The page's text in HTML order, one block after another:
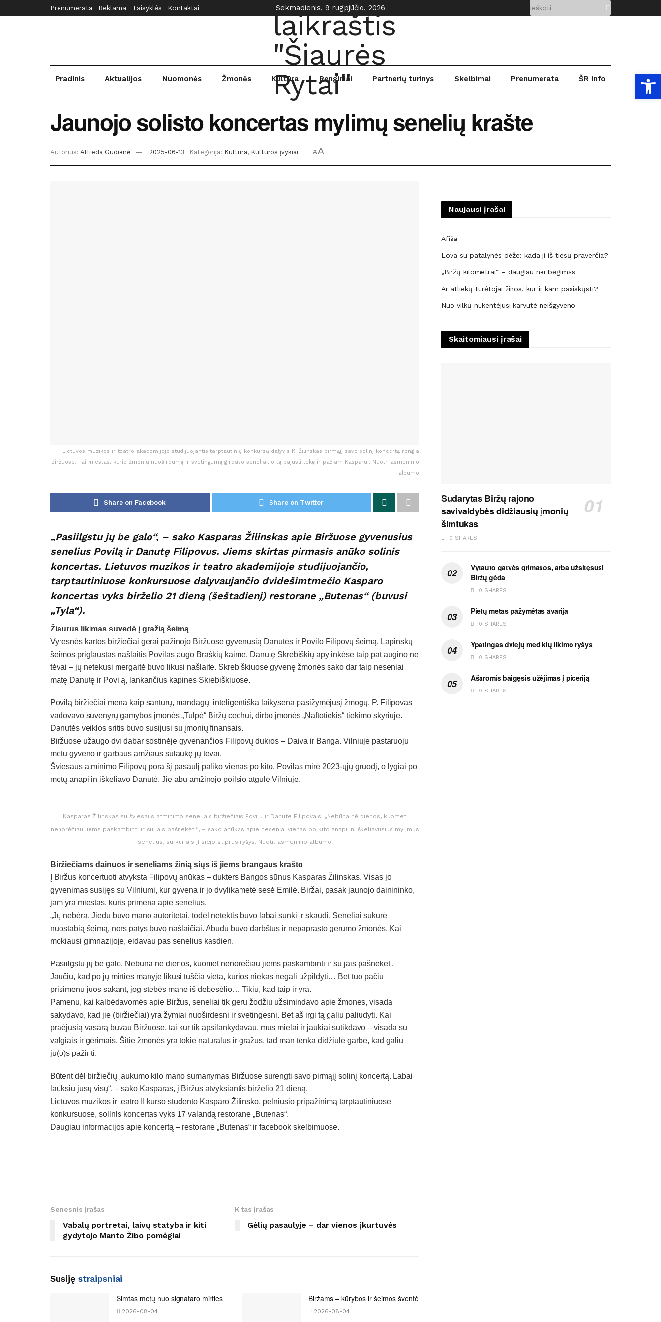
Prenumerata Reklama Taisyklės Kontaktai Sekmadienis, 9 rugpjūčio, 2026
Pradinis Aktualijos Nuomonės Žmonės Kultūra Renginiai Partnerių turinys Skelbimai Prenumerata ŠR info
Jaunojo solisto koncertas mylimų senelių krašte
Autorius: Alfreda Gudienė 2025-06-13 Kategorija: Kultūra, Kultūros įvykiai AA
Lietuvos muzikos ir teatro akademijoje studijuojantis tarptautinių konkursų dalyvis K. Žilinskas pirmąjį savo solinį koncertą rengia
Biržuose. Tai miestas, kurio žmonių nuoširdumą ir svetingumą girdavo seneliai, o tą pajusti tekę ir pačiam Kasparui. Nuotr. asmeninio
albumo
Share on Facebook Share on Twitter
„Pasiilgstu jų be galo“, – sako Kasparas Žilinskas apie Biržuose gyvenusius
senelius Povilą ir Danutę Filipovus. Jiems skirtas pirmasis anūko solinis
koncertas. Lietuvos muzikos ir teatro akademijoje studijuojančio,
tarptautiniuose konkursuose dalyvaujančio dvidešimtmečio Kasparo
koncertas vyks birželio 21 dieną (šeštadienį) restorane „Butenas“ (buvusi
„Tyla“).
Žiaurus likimas suvedė į gražią šeimą
Vyresnės kartos biržiečiai gerai pažinojo Biržuose gyvenusią Danutės ir Povilo Filipovų šeimą. Lapinskų
šeimos priglaustas našlaitis Povilas augo Braškių kaime. Danutę Skrebiškių apylinkėse taip pat augino ne
tėvai – jų netekusi mergaitė buvo likusi našlaite. Skrebiškiuose gyvenę žmonės sako dar taip neseniai
matę Danutę ir Povilą, lankančius kapines Skrebiškiuose.
Povilą biržiečiai mena kaip santūrų, mandagų, inteligentiška laikysena pasižymėjusį žmogų. P. Filipovas
vadovavo suvenyrų gamybos įmonės „Tulpė“ Biržų cechui, dirbo įmonės „Naftotiekis“ tiekimo skyriuje.
Danutės veiklos sritis buvo susijusi su įmonių finansais.
Biržuose užaugo dvi dabar sostinėje gyvenančios Filipovų dukros – Daiva ir Banga. Vilniuje pastaruoju
metu gyveno ir garbaus amžiaus sulaukę jų tėvai.
Šviesaus atminimo Filipovų pora šį pasaulį paliko vienas po kito. Povilas mirė 2023-ųjų gruodį, o lygiai po
metų anapilin iškeliavo Danutė. Jie abu amžinojo poilsio atgulė Vilniuje.
Kasparas Žilinskas su šviesaus atminimo seneliais biržiečiais Povilu ir Danute Filipovais. „Nebūna nė dienos, kuomet
nenorėčiau jiems paskambinti ir su jais pašnekėti“, – sako anūkas apie neseniai vienas po kito anapilin iškeliavusius mylimus
senelius, su kuriais jį siejo stiprus ryšys. Nuotr. asmeninio albumo
Biržiečiams dainuos ir seneliams žinią siųs iš jiems brangaus krašto
Į Biržus koncertuoti atvyksta Filipovų anūkas – dukters Bangos sūnus Kasparas Žilinskas. Visas jo
gyvenimas susijęs su Vilniumi, kur gyvena ir jo dvylikametė sesė Emilė. Biržai, pasak jaunojo dainininko,
jam yra miestas, kuris primena apie senelius.
„Jų nebėra. Jiedu buvo mano autoritetai, todėl netektis buvo labai sunki ir skaudi. Seneliai sukūrė
nuostabią šeimą, nors patys buvo našlaičiai. Abudu buvo darbštūs ir nepaprasto gerumo žmonės. Kai
mokiausi gimnazijoje, eidavau pas senelius kasdien.
Pasiilgstu jų be galo. Nebūna nė dienos, kuomet nenorėčiau jiems paskambinti ir su jais pašnekėti.
Jaučiu, kad po jų mirties manyje likusi tuščia vieta, kurios niekas negali užpildyti… Bet tuo pačiu
prisimenu juos sakant, jog stebės mane iš debesėlio… Tikiu, kad taip ir yra.
Pamenu, kai kalbėdavomės apie Biržus, seneliai tik geru žodžiu užsimindavo apie žmones, visada
sakydavo, kad jie (biržiečiai) yra žymiai nuoširdesni ir svetingesni. Bet aš irgi tą galiu paliudyti. Kai
praėjusią vasarą buvau Biržuose, tai kur tik apsilankydavau, mus mielai ir jaukiai sutikdavo – visada su
valgiais ir gėrimais. Šitie žmonės yra tokie natūralūs ir gražūs, tad man tenka didžiulė garbė, kad galiu
ju(o)s pažinti.
Būtent dėl biržiečių jaukumo kilo mano sumanymas Biržuose surengti savo pirmąjį solinį koncertą. Labai
lauksiu jūsų visų“, – sako Kasparas, į Biržus atvyksiantis birželio 21 dieną.
Lietuvos muzikos ir teatro II kurso studento Kasparo Žilinsko, pelniusio pripažinimą tarptautiniuose
konkursuose, solinis koncertas vyks 17 valandą restorane „Butenas“.
Daugiau informacijos apie koncertą – restorane „Butenas“ ir facebook skelbimuose.
Senesnis įrašas
Vabalų portretai, laivų statyba ir kiti
gydytojo Manto Žibo pomėgiai
Kitas įrašas
Gėlių pasaulyje – dar vienos įkurtuvės
Susiję straipsniai
Šimtas metų nuo signataro mirties
2026-08-04
Biržams – kūrybos ir šeimos šventė
2026-08-04
Naujausi įrašai
Afiša
Lova su patalynės dėže: kada ji iš tiesų praverčia?
„Biržų kilometrai“ – daugiau nei bėgimas
Ar atliekų turėtojai žinos, kur ir kam pasiskųsti?
Nuo vilkų nukentėjusi karvutė neišgyveno
Skaitomiausi įrašai
Sudarytas Biržų rajono
savivaldybės didžiausių įmonių
šimtukas
0 SHARES
Vytauto gatvės grimasos, arba užsitęsusi
Biržų gėda
0 SHARES
Pietų metas pažymėtas avarija
0 SHARES
Ypatingas dviejų medikių likimo ryšys
0 SHARES
Ašaromis baigęsis užėjimas į piceriją
0 SHARES